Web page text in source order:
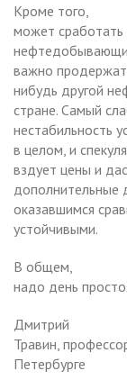
Кроме того,
может сработать
важно
нибудь другой
стране. Самый
нестабильность
в целом, и
вздует цены и
оказавшимся
устойчивыми.
В общем,
надо день
Дмитрий
Травин,
Петербурге